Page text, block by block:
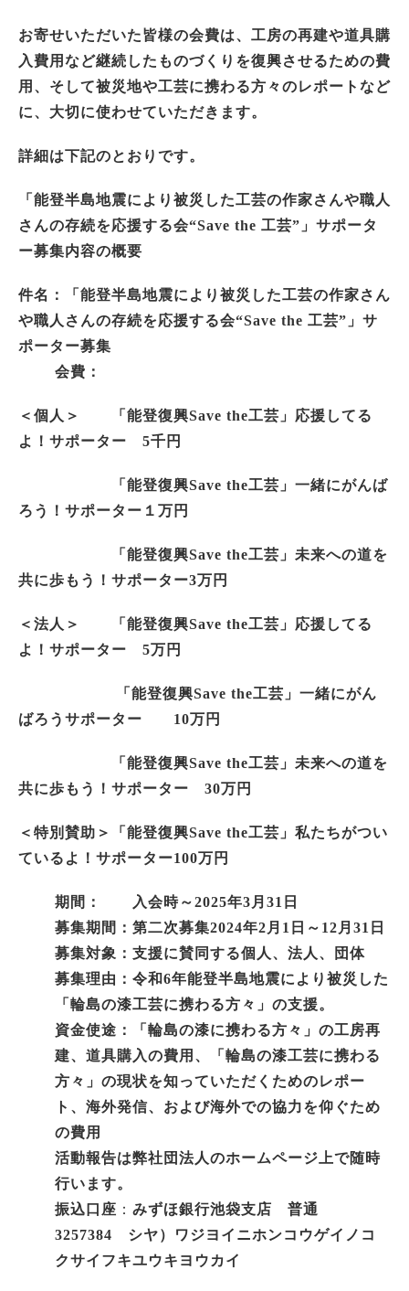
お寄せいただいた皆様の会費は、工房の再建や道具購
入費用など継続したものづくりを復興させるための費
用、そして被災地や工芸に携わる方々のレポートなど
に、大切に使わせていただきます。
詳細は下記のとおりです。
「能登半島地震により被災した工芸の作家さんや職人
さんの存続を応援する会“Save the 工芸”」 サポータ
ー募集内容の概要
件名：「能登半島地震により被災した工芸の作家さん
や職人さんの存続を応援する会“Save the 工芸”」サ
ポーター募集
会費：
＜個人＞ 「能登復興Save the工芸」応援してる
よ！サポーター 5千円
「能登復興Save the工芸」一緒にがんば
ろう！サポーター１万円
「能登復興Save the工芸」未来への道を
共に歩もう！サポーター3万円
＜法人＞ 「能登復興Save the工芸」応援してる
よ！サポーター 5万円
「能登復興Save the工芸」一緒にがん
ばろうサポーター 10万円
「能登復興Save the工芸」未来への道を
共に歩もう！サポーター 30万円
＜特別賛助＞「能登復興Save the工芸」私たちがつい
ているよ！サポーター100万円
期間： 入会時～2025年3月31日
募集期間：第二次募集2024年2月1日～12月31日
募集対象：支援に賛同する個人、法人、団体
募集理由：令和6年能登半島地震により被災した
「輪島の漆工芸に携わる方々」の支援。
資金使途：「輪島の漆に携わる方々」の工房再
建、道具購入の費用、「輪島の漆工芸に携わる
方々」の現状を知っていただくためのレポー
ト、海外発信、および海外での協力を仰ぐため
の費用
活動報告は弊社団法人のホームページ上で随時
行います。
振込口座 ： みずほ銀行池袋支店 普通
3257384
シヤ）ワジヨイニホンコウゲイノコ
クサイフキユウキヨウカイ